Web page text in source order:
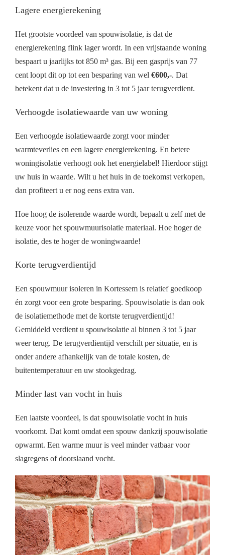
Lagere energierekening
Het grootste voordeel van spouwisolatie, is dat de
energierekening flink lager wordt. In een vrijstaande woning
bespaart u jaarlijks tot 850 m³ gas. Bij een gasprijs van 77
cent loopt dit op tot een besparing van wel €600,-. Dat
betekent dat u de investering in 3 tot 5 jaar terugverdient.
Verhoogde isolatiewaarde van uw woning
Een verhoogde isolatiewaarde zorgt voor minder
warmteverlies en een lagere energierekening. En betere
woningisolatie verhoogt ook het energielabel! Hierdoor stijgt
uw huis in waarde. Wilt u het huis in de toekomst verkopen,
dan profiteert u er nog eens extra van.
Hoe hoog de isolerende waarde wordt, bepaalt u zelf met de
keuze voor het spouwmuurisolatie materiaal. Hoe hoger de
isolatie, des te hoger de woningwaarde!
Korte terugverdientijd
Een spouwmuur isoleren in Kortessem is relatief goedkoop
én zorgt voor een grote besparing. Spouwisolatie is dan ook
de isolatiemethode met de kortste terugverdientijd!
Gemiddeld verdient u spouwisolatie al binnen 3 tot 5 jaar
weer terug. De terugverdientijd verschilt per situatie, en is
onder andere afhankelijk van de totale kosten, de
buitentemperatuur en uw stookgedrag.
Minder last van vocht in huis
Een laatste voordeel, is dat spouwisolatie vocht in huis
voorkomt. Dat komt omdat een spouw dankzij spouwisolatie
opwarmt. Een warme muur is veel minder vatbaar voor
slagregens of doorslaand vocht.